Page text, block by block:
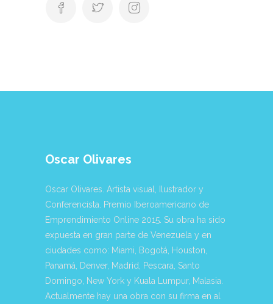
Oscar Olivares
Oscar Olivares. Artista visual, Ilustrador y
Conferencista. Premio Iberoamericano de
Emprendimiento Online 2015. Su obra ha sido
expuesta en gran parte de Venezuela y en
ciudades como: Miami, Bogotá, Houston,
Panamá, Denver, Madrid, Pescara, Santo
Domingo, New York y Kuala Lumpur, Malasia.
Actualmente hay una obra con su firma en al